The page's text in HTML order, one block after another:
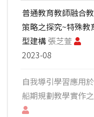
普通教育教師融合
策略之探究~特殊教
型建構 張芝萱
2023-08
自我導引學習應用
船期規劃教學實作